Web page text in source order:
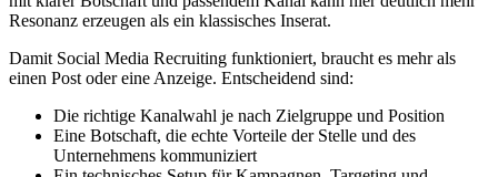
Resonanz erzeugen als ein klassisches Inserat.
Damit Social Media Recruiting funktioniert, braucht es mehr als
einen Post oder eine Anzeige. Entscheidend sind:
Die richtige Kanalwahl je nach Zielgruppe und Position
Eine Botschaft, die echte Vorteile der Stelle und des
Unternehmens kommuniziert